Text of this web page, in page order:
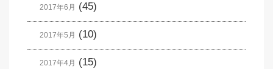
2017年6月 (45)
2017年5月 (10)
2017年4月 (15)